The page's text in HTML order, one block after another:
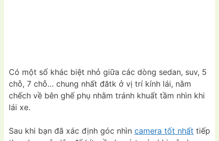
Có một số khác biệt nhỏ giữa các dòng sedan, suv, 5
chỗ, 7 chỗ… chung nhất đătk ở vị trí kính lái, nằm
chếch về bên ghế phụ nhằm tránh khuất tầm nhìn khi
lái xe.
Sau khi bạn đã xác định góc nhìn camera tốt nhất tiếp